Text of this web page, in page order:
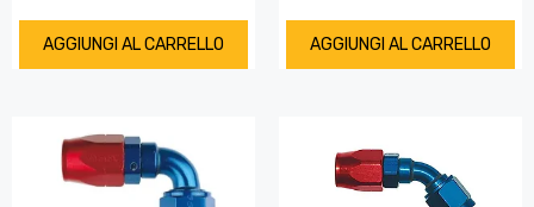
AGGIUNGI AL CARRELLO AGGIUNGI AL CARRELLO